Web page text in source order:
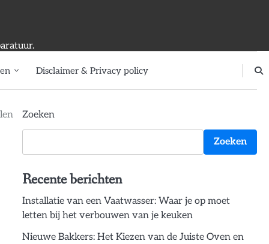
Disclaimer & Privacy policy
Zoeken
Zoeken
Recente berichten
Installatie van een Vaatwasser: Waar je op moet
letten bij het verbouwen van je keuken
Nieuwe Bakkers: Het Kiezen van de Juiste Oven en